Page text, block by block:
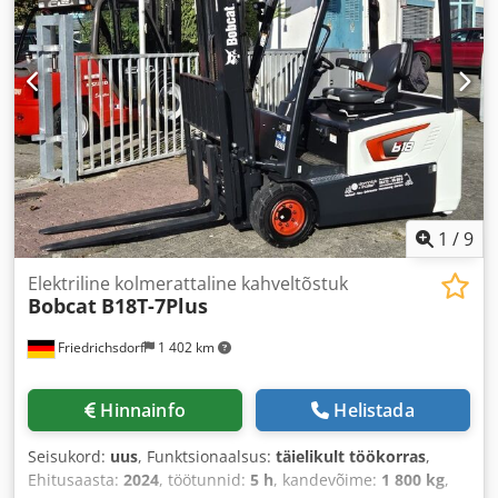
1 /9
Friedrichsdorf 1 402 km
Elektriline kolmerattaline kahveltõstuk
Bobcat B18T-7Plus
Hinnainfo Helistada
Seisukord: uus, Funktsionaalsus: täielikult töökorras,
Ehitusaasta: 2024, töötunnid: 5 h, kandevõime: 1 800 kg,